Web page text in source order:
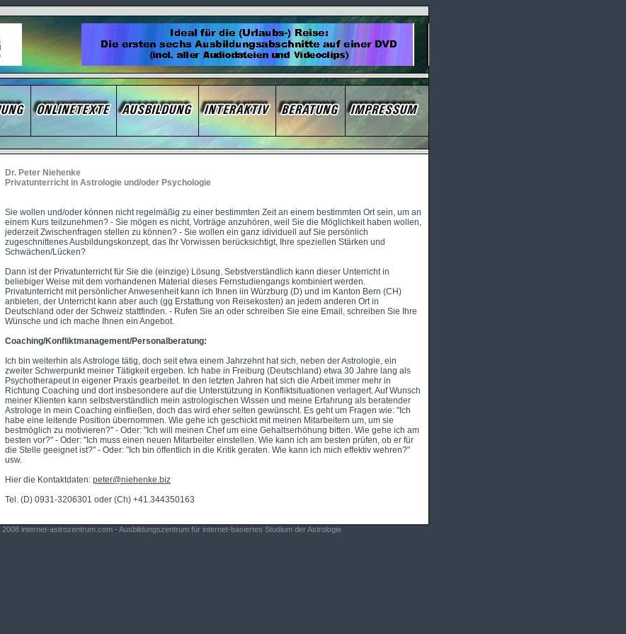
Dr. Peter Niehenke
Privatunterricht in Astrologie und/oder Psychologie
Sie wollen und/oder können nicht regelmäßig zu einer bestimmten Zeit an einem bestimmten Ort sein, um an
einem Kurs teilzunehmen? - Sie mögen es nicht, Vorträge anzuhören, weil Sie die Möglichkeit haben wollen,
jederzeit Zwischenfragen stellen zu können? - Sie wollen ein ganz idividuell auf Sie persönlich
zugeschnittenes Ausbildungskonzept, das Ihr Vorwissen berücksichtigt, Ihre speziellen Stärken und
Schwächen/Lücken?
Dann ist der Privatunterricht für Sie die (einzige) Lösung. Sebstverständlich kann dieser Unterricht in
beliebiger Weise mit dem vorhandenen Material dieses Fernstudiengangs kombiniert werden.
Privatunterricht mit persönlicher Anwesenheit kann ich Ihnen iin Würzburg (D) und im Kanton Bern (CH)
anbieten, der Unterricht kann aber auch (gg Erstattung von Reisekosten) an jedem anderen Ort in
Deutschland oder der Schweiz stattfinden. - Rufen Sie an oder schreiben Sie eine Email, schreiben Sie Ihre
Wünsche und ich mache Ihnen ein Angebot.
Coaching/Konfliktmanagement/Personalberatung:
Ich bin weiterhin als Astrologe tätig, doch seit etwa einem Jahrzehnt hat sich, neben der Astrologie, ein
zweiter Schwerpunkt meiner Tätigkeit ergeben. Ich habe in Freiburg (Deutschland) etwa 30 Jahre lang als
Psychotherapeut in eigener Praxis gearbeitet. In den letzten Jahren hat sich die Arbeit immer mehr in
Richtung Coaching und dort insbesondere auf die Unterstützung in Konfliktsituationen verlagert. Auf Wunsch
meiner Klienten kann selbstverständlich mein astrologischen Wissen und meine Erfahrung als beratender
Astrologe in mein Coaching einfließen, doch das wird eher selten gewünscht. Es geht um Fragen wie: "Ich
habe eine leitende Position übernommen. Wie gehe ich geschickt mit meinen Mitarbeitern um, um sie
bestmöglich zu motivieren?" - Oder: "Ich will meinen Chef um eine Gehaltserhöhung bitten. Wie gehe ich am
besten vor?" - Oder: "Ich muss einen neuen Mitarbeiter einstellen. Wie kann ich am besten prüfen, ob er für
die Stelle geeignet ist?" - Oder: "Ich bin öffentlich in die Kritik geraten. Wie kann ich mich effektiv wehren?"
usw.
Hier die Kontaktdaten: peter@niehenke.biz
Tel. (D) 0931-3206301 oder (Ch) +41.344350163
2008 internet-astrozentrum.com - Ausbildungszentrum für internet-basiertes Studium derAstrologie